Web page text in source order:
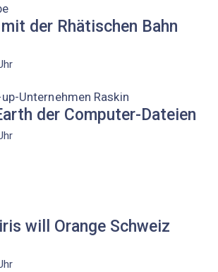
der Rhätischen Bahn
Unternehmen Raskin
der Computer-Dateien
will Orange Schweiz